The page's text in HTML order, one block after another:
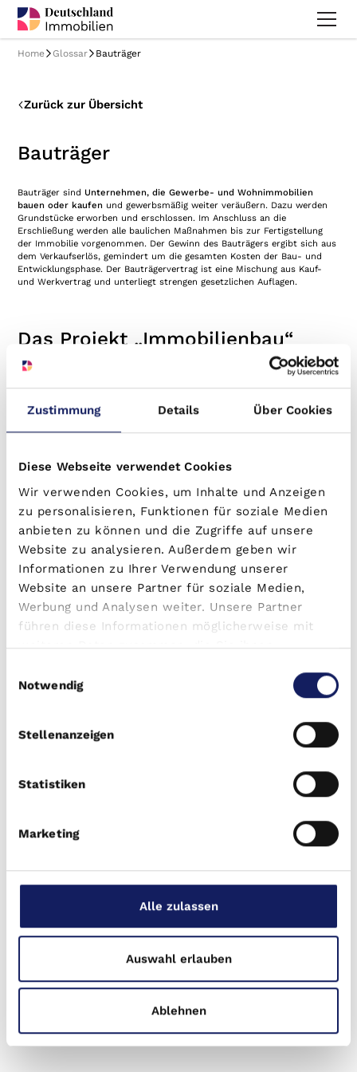
Zustimmung Details Über Cookies
Diese Webseite verwendet Cookies
Wir verwenden Cookies, um Inhalte und Anzeigen
zu personalisieren, Funktionen für soziale Medien
anbieten zu können und die Zugriffe auf unsere
Website zu analysieren. Außerdem geben wir
Informationen zu Ihrer Verwendung unserer
Website an unsere Partner für soziale Medien,
Werbung und Analysen weiter. Unsere Partner
führen diese Informationen möglicherweise mit
weiteren Daten zusammen, die Sie ihnen
Nutzung der Dienste gesammelt haben.
Notwendig
Stellenanzeigen
Statistiken
Marketing
Alle zulassen
Auswahl erlauben
Ablehnen
Home Glossar Bauträger
Bauträger
Bauträger sind Unternehmen, die Gewerbe- und Wohnimmobilien
bauen oder kaufen und gewerbsmäßig weiter veräußern. Dazu werden
Grundstücke erworben und erschlossen. Im Anschluss an die
Erschließung werden alle baulichen Maßnahmen bis zur Fertigstellung
der Immobilie vorgenommen. Der Gewinn des Bauträgers ergibt sich aus
dem Verkaufserlös, gemindert um die gesamten Kosten der Bau- und
Entwicklungsphase. Der Bauträgervertrag ist eine Mischung aus Kauf-
und Werkvertrag und unterliegt strengen gesetzlichen Auflagen.
Das Projekt „Immobilienbau“
Der Bauträger ist verantwortlich für die gesamte Projektentwicklung.
Dazu gehören: Prüfung und Kauf der Grundstücke, Bauplanung,
Finanzierung, Umsetzungs- und Terminplanung, vorbereitende
Tätigkeiten vor Baubeginn, Baubetreuung, Prüfung aller Leistungen der
Bauausführung, Kontrolle der Wirtschaftlichkeit der Leistungen, Prüfung
zu Qualität von Material und die gesamte rechtliche Absicherung.
Zurück zur Übersicht
Georgstr. 44
info@deutschland.immobilien
0800 9991212
Bleiben Sie informiert über aktuelle Immobilien-
Chancen, Marktanalysen und neue